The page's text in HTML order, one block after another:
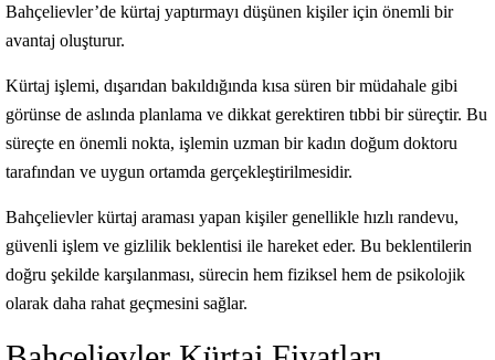
Bahçelievler’de kürtaj yaptırmayı düşünen kişiler için önemli bir
avantaj oluşturur.
Kürtaj işlemi, dışarıdan bakıldığında kısa süren bir müdahale gibi
görünse de aslında planlama ve dikkat gerektiren tıbbi bir süreçtir. Bu
süreçte en önemli nokta, işlemin uzman bir kadın doğum doktoru
tarafından ve uygun ortamda gerçekleştirilmesidir.
Bahçelievler kürtaj araması yapan kişiler genellikle hızlı randevu,
güvenli işlem ve gizlilik beklentisi ile hareket eder. Bu beklentilerin
doğru şekilde karşılanması, sürecin hem fiziksel hem de psikolojik
olarak daha rahat geçmesini sağlar.